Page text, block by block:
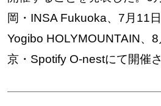
岡・INSA Fukuoka、7月11
Yogibo HOLYMOUNTAIN、
京・Spotify O-nestにて開催さ